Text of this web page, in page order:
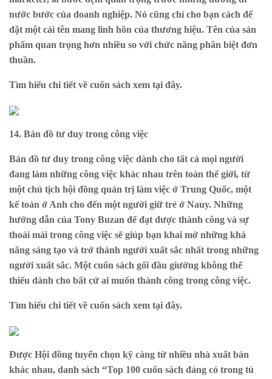
nước bước của doanh nghiệp. Nó cũng chỉ cho bạn cách để
đặt một cái tên mang linh hồn của thương hiệu. Tên của sản
phẩm quan trọng hơn nhiều so với chức năng phân biệt đơn
thuần.
Tìm hiểu chi tiết về cuốn sách xem tại đây.
14. Bản đồ tư duy trong công việc
Bản đồ tư duy trong công việc dành cho tất cả mọi người
đang làm những công việc khác nhau trên toàn thế giới, từ
một chủ tịch hội đồng quản trị làm việc ở Trung Quốc, một
kế toán ở Anh cho đến một người giữ trẻ ở Nauy. Những
hướng dẫn của Tony Buzan để đạt được thành công và sự
thoải mái trong công việc sẽ giúp bạn khai mở những khả
năng sáng tạo và trở thành người xuất sắc nhất trong những
người xuất sắc. Một cuốn sách gối đầu giường không thể
thiếu dành cho bất cứ ai muốn thành công trong công việc.
Tìm hiểu chi tiết về cuốn sách xem tại đây.
Được Hội đồng tuyển chọn kỹ càng từ nhiều nhà xuất bản
khác nhau, danh sách “Top 100 cuốn sách đáng có trong tủ